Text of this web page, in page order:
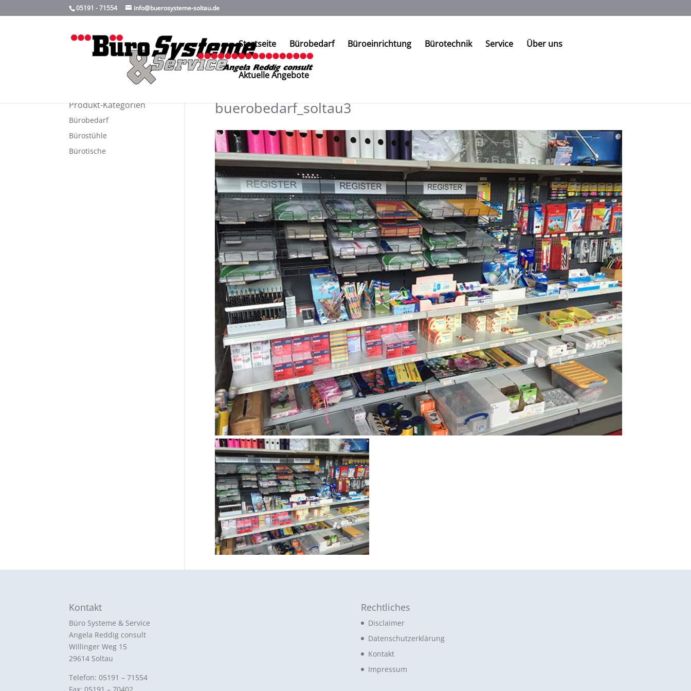
05191 - 71554 info@buerosysteme-soltau.de
Startseite Bürobedarf Büroeinrichtung Bürotechnik Service Über uns
Aktuelle Angebote
buerobedarf_soltau3
Produkt-Kategorien
Bürobedarf
Bürostühle
Bürotische
Kontakt
Büro Systeme & Service
Angela Reddig consult
Willinger Weg 15
29614 Soltau
Telefon: 05191 – 71554
Rechtliches
Disclaimer
Datenschutzerklärung
Kontakt
Impressum